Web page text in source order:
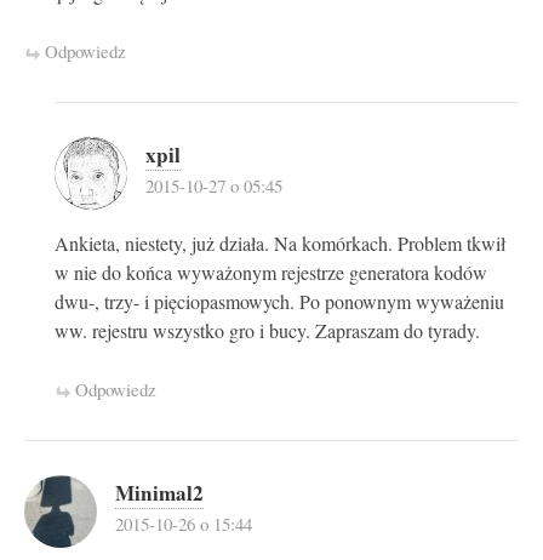
Odpowiedz
xpil
2015-10-27 o 05:45
Ankieta, niestety, już działa. Na komórkach. Problem tkwił
w nie do końca wyważonym rejestrze generatora kodów
dwu-, trzy- i pięciopasmowych. Po ponownym wyważeniu
ww. rejestru wszystko gro i bucy. Zapraszam do tyrady.
Odpowiedz
Minimal2
2015-10-26 o 15:44